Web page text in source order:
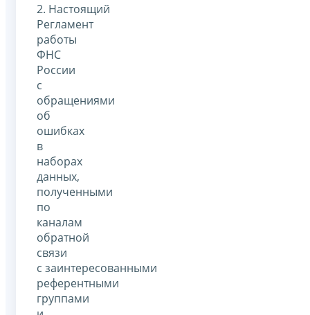
2. Настоящий
Регламент
работы
ФНС
России
с
обращениями
об
ошибках
в
наборах
данных,
полученными
по
каналам
обратной
связи
с заинтересованными
референтными
группами